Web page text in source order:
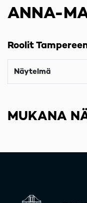
ANNA-
Roolit
Näytelmä
MUKANA